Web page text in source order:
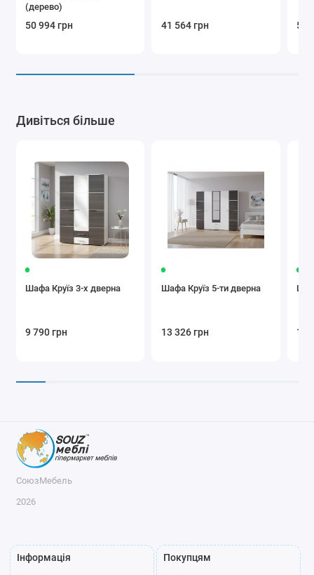
(дерево)
50 994 грн 41 564 грн 52
Дивіться більше
Шафа Круїз 3-х дверна
9 790 грн
Шафа Круїз 5-ти дверна
13 326 грн 13
СоюзМебель
2026
Інформація Покупцям